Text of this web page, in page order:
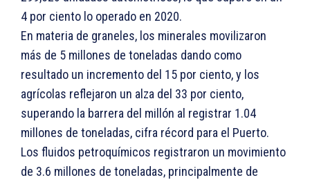
4 por ciento lo operado en 2020.
En materia de graneles, los minerales movilizaron
más de 5 millones de toneladas dando como
resultado un incremento del 15 por ciento, y los
agrícolas reflejaron un alza del 33 por ciento,
superando la barrera del millón al registrar 1.04
millones de toneladas, cifra récord para el Puerto.
Los fluidos petroquímicos registraron un movimiento
de 3.6 millones de toneladas, principalmente de